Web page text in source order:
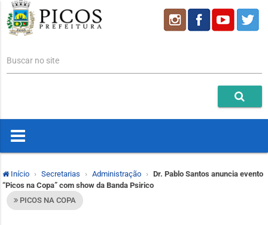
Buscar no site
Início Secretarias Administração
Dr. Pablo Santos anuncia evento
“Picos na Copa” com show da Banda Psirico
PICOS NA COPA